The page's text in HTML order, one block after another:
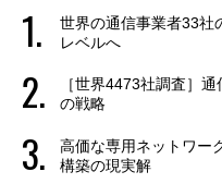
世界の通信事業者33社
レベルへ
［世界4473社調査］
の戦略
高価な専用ネットワー
構築の現実解